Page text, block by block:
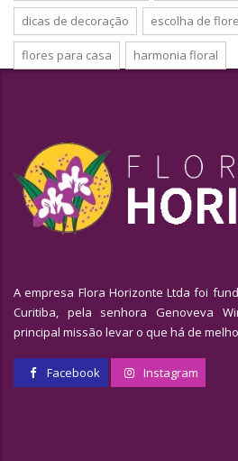
dicas de decoração escolha de
flores para casa harmonia floral
A empresa Flora Horizonte Ltda foi
Curitiba, pela senhora Genoveva
principal missão levar o que há de
Facebook Instagram